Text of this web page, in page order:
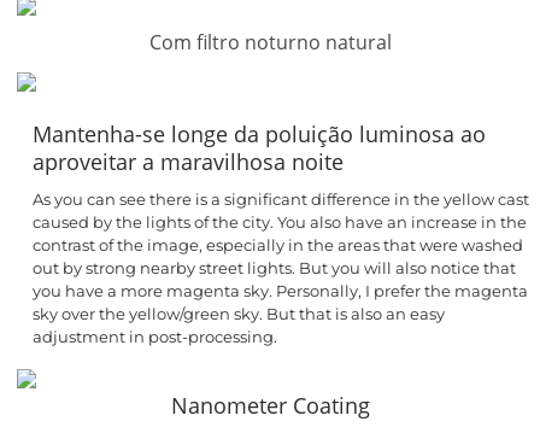
Com filtro noturno natural
Mantenha-se longe da poluição luminosa ao
aproveitar a maravilhosa noite
As you can see there is a significant difference in the yellow cast
caused by the lights of the city. You also have an increase in the
contrast of the image, especially in the areas that were washed
out by strong nearby street lights. But you will also notice that
you have a more magenta sky. Personally, I prefer the magenta
sky over the yellow/green sky. But that is also an easy
adjustment in post-processing.
Nanometer Coating